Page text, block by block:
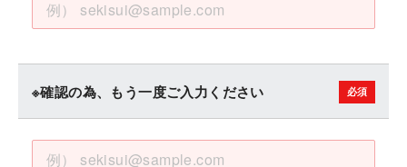
※確認の為、もう一度ご入力ください